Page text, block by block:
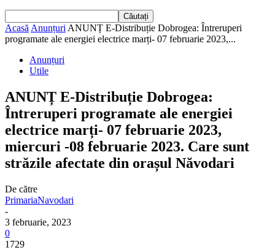
Acasă Anunțuri ANUNȚ E-Distribuție Dobrogea: Întreruperi
programate ale energiei electrice marți- 07 februarie 2023,...
Anunțuri
Utile
ANUNȚ E-Distribuție Dobrogea:
Întreruperi programate ale energiei
electrice marți- 07 februarie 2023,
miercuri -08 februarie 2023. Care sunt
străzile afectate din orașul Năvodari
De către
PrimariaNavodari
-
3 februarie, 2023
0
1729